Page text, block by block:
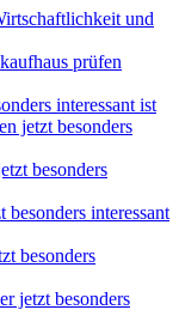
und
prüfen
interessant ist
jetzt besonders
besonders
interessant
besonders
jetzt besonders